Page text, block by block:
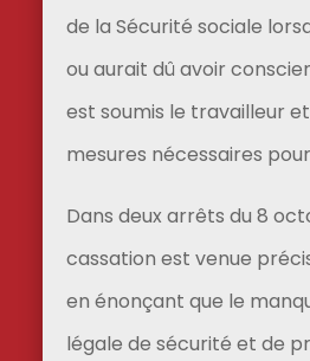
de la Sécurité sociale
ou aurait dû avoir
est soumis le travailleur et
mesures nécessaires
Dans deux arrêts du 8
cassation est venue
en énonçant que le
légale de sécurité et de